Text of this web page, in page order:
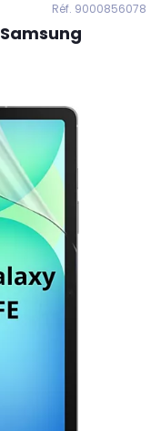
Réf. 9000856078
Samsung